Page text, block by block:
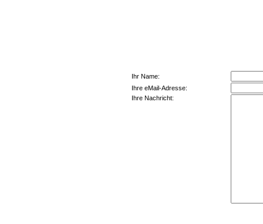
Ihr Name:
Ihre eMail-Adresse:
Ihre Nachricht: